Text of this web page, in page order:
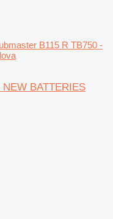
B115 R TB750 -
BATTERIES